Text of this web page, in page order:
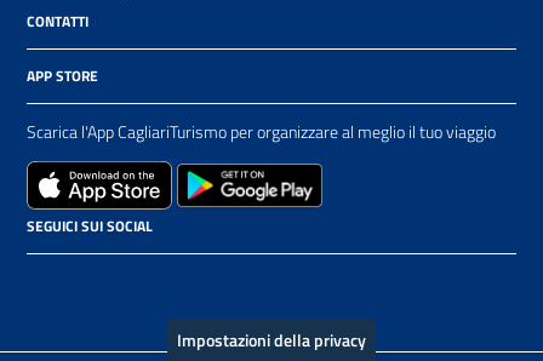
CONTATTI
APP STORE
Scarica l'App CagliariTurismo per organizzare al meglio il tuo viaggio
SEGUICI SUI SOCIAL
Impostazioni della privacy